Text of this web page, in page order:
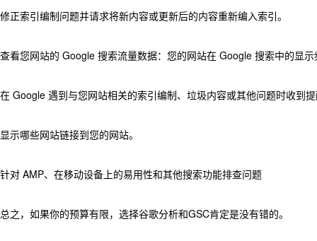
修正索引编制问题并请求将新内容或更新后的内容重新编入索引。
查看您网站的 Google 搜索流量数据：您的网站在 Google 搜索中的显
在 Google 遇到与您网站相关的索引编制、垃圾内容或其他问题时收到
显示哪些网站链接到您的网站。
针对 AMP、在移动设备上的易用性和其他搜索功能排查问题
总之，如果你的预算有限，选择谷歌分析和GSC肯定是没有错的。